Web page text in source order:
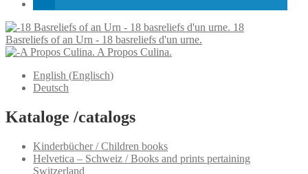
18
Basreliefs of an Urn - 18 basreliefs d'un urne.
A Propos Culina.
English (Englisch)
Deutsch
Kataloge /catalogs
Kinderbücher / Children books
Helvetica – Schweiz / Books and prints pertaining
Switzerland